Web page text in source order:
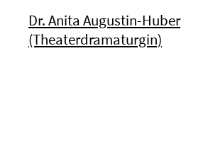
Dr. Anita Augustin-Huber
(Theaterdramaturgin)